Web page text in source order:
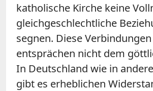
katholische Kirche keine
gleichgeschlechtliche
segnen. Diese Verbindungen
entsprächen nicht dem
In Deutschland wie in
gibt es erheblichen